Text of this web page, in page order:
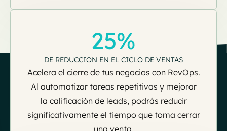
25%
DE REDUCCION EN EL CICLO DE VENTAS
Acelera el cierre de tus negocios con RevOps.
Al automatizar tareas repetitivas y mejorar
la calificación de leads, podrás reducir
significativamente el tiempo que toma cerrar